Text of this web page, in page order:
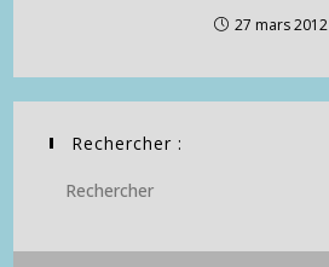
27 mars 2012
Rechercher :